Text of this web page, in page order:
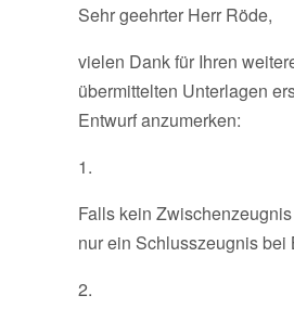
Sehr geehrter Herr Röde,
vielen Dank für Ihren
übermittelten Unterlagen
Entwurf anzumerken:
1.
Falls kein
nur ein Schlusszeugnis
2.